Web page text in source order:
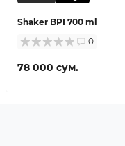
Shaker BPI 700 ml
0
78 000 сум.